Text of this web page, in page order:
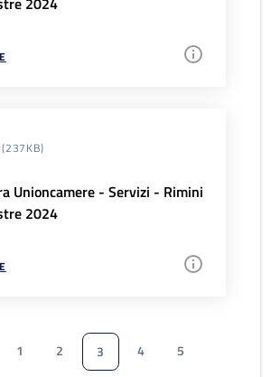
(237KB)
Unioncamere - Servizi - Rimini
2024
1 2 3 4
5